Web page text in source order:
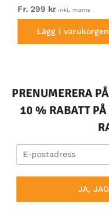
Fr. 299 kr inkl. moms
Lägg i varukorgen
PRENUMERERA
10 % RABATT PÅ
JA,